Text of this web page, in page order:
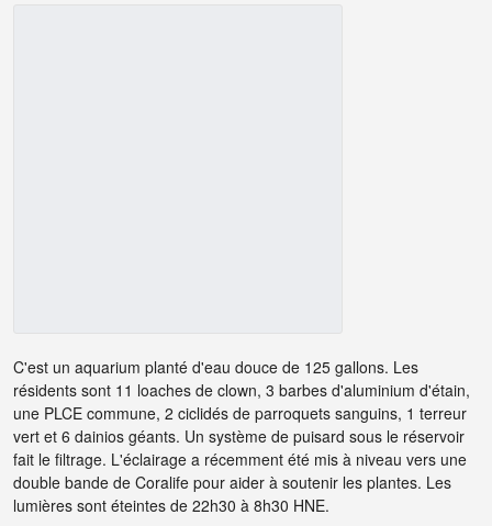
C'est un aquarium planté d'eau douce de 125 gallons. Les
résidents sont 11 loaches de clown, 3 barbes d'aluminium d'étain,
une PLCE commune, 2 ciclidés de parroquets sanguins, 1 terreur
vert et 6 dainios géants. Un système de puisard sous le réservoir
fait le filtrage. L'éclairage a récemment été mis à niveau vers une
double bande de Coralife pour aider à soutenir les plantes. Les
lumières sont éteintes de 22h30 à 8h30 HNE.